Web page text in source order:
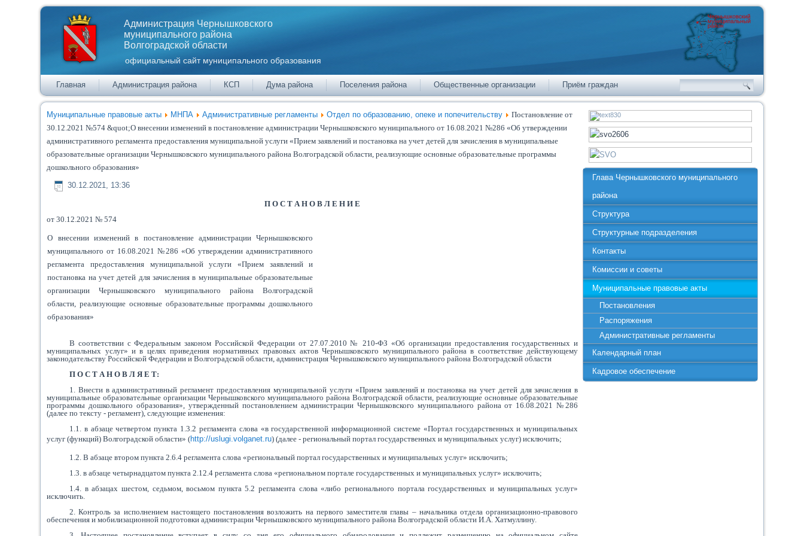
Администрация Чернышковского
муниципального района
Волгоградской области
официальный сайт муниципального образования
Главная Администрация района КСП Дума района Поселения района Общественные организации Приём граждан
Муниципальные правовые акты МНПА Административные регламенты Отдел по образованию, опеке и попечительству
Постановление от
30.12.2021 №574 &quot;О внесении изменений в постановление администрации Чернышковского муниципального от 16.08.2021 №286 «Об утверждении
административного регламента предоставления муниципальной услуги «Прием заявлений и постановка на учет детей для зачисления в муниципальные
образовательные организации Чернышковского муниципального района Волгоградской области, реализующие основные образовательные программы
дошкольного образования»
30.12.2021, 13:36
П О С Т А Н О В Л Е Н И Е
от 30.12.2021 № 574
О внесении изменений в постановление администрации Чернышковского
муниципального от 16.08.2021 №286 «Об утверждении административного
регламента предоставления муниципальной услуги «Прием заявлений и
постановка на учет детей для зачисления в муниципальные образовательные
организации Чернышковского муниципального района Волгоградской
области, реализующие основные образовательные программы дошкольного
образования»
В соответствии с Федеральным законом Российской Федерации от 27.07.2010 № 210-ФЗ «Об организации предоставления государственных и
муниципальных услуг» и в целях приведения нормативных правовых актов Чернышковского муниципального района в соответствие действующему
законодательству Российской Федерации и Волгоградской области, администрация Чернышковского муниципального района Волгоградской области
П О С Т А Н О В Л Я Е Т:
1. Внести в административный регламент предоставления муниципальной услуги «Прием заявлений и постановка на учет детей для зачисления в
муниципальные образовательные организации Чернышковского муниципального района Волгоградской области, реализующие основные образовательные
программы дошкольного образования», утвержденный постановлением администрации Чернышковского муниципального района от 16.08.2021 №286
(далее по тексту - регламент), следующие изменения:
1.1. в абзаце четвертом пункта 1.3.2 регламента слова «в государственной информационной системе «Портал государственных и муниципальных
услуг (функций) Волгоградской области» (http://uslugi.volganet.ru) (далее - региональный портал государственных и муниципальных услуг) исключить;
1.2. В абзаце втором пункта 2.6.4 регламента слова «региональный портал государственных и муниципальных услуг» исключить;
1.3. в абзаце четырнадцатом пункта 2.12.4 регламента слова «региональном портале государственных и муниципальных услуг» исключить;
1.4. в абзацах шестом, седьмом, восьмом пункта 5.2 регламента слова «либо регионального портала государственных и муниципальных услуг»
исключить.
2. Контроль за исполнением настоящего постановления возложить на первого заместителя главы – начальника отдела организационно-правового
обеспечения и мобилизационной подготовки администрации Чернышковского муниципального района Волгоградской области И.А. Хатмуллину.
Глава Чернышковского муниципального
района
Структура
Структурные подразделения
Контакты
Комиссии и советы
Муниципальные правовые акты
Постановления
Распоряжения
Административные регламенты
Календарный план
Кадровое обеспечение